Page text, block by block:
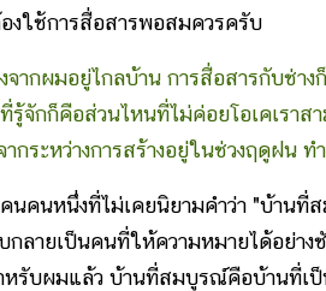
งใช้การสื่อสารพอสมควรครับ
จากผมอยู่ไกลบ้าน การสื่อสารกับช่า
ที่รู้จักก็คือส่วนไหนที่ไม่ค่อยโอเคเรา
ากระหว่างการสร้างอยู่ในช่วงฤดูฝน
นคนหนึ่งที่ไม่เคยนิยามคำว่า "บ้านที่
กลายเป็นคนที่ให้ความหมายได้อย่า
หรับผมแล้ว บ้านที่สมบูรณ์คือบ้านที่เป็